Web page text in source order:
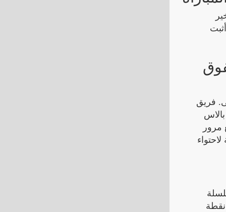
فريق
مرور
كان بمثابة نقطة